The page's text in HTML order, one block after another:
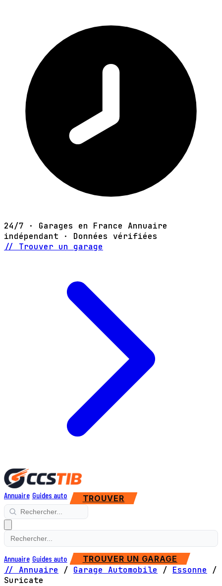
24/7 · Garages en France Annuaire
indépendant · Données vérifiées
// Trouver un garage
Annuaire Guides auto TROUVER
Annuaire Guides auto TROUVER UN GARAGE
// Annuaire / Garage Automobile / Essonne
/
Suricate